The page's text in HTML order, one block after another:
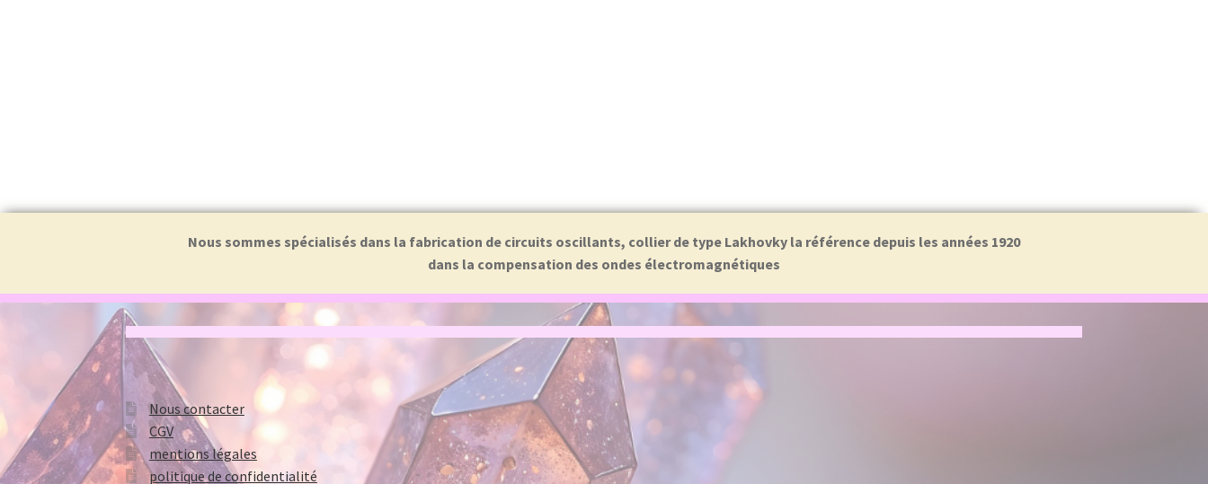
Nous sommes spécialisés dans la fabrication de circuits oscillants, collier de type Lakhovky la référence depuis les années 1920
dans la compensation des ondes électromagnétiques
Nous contacter
CGV
mentions légales
politique de confidentialité